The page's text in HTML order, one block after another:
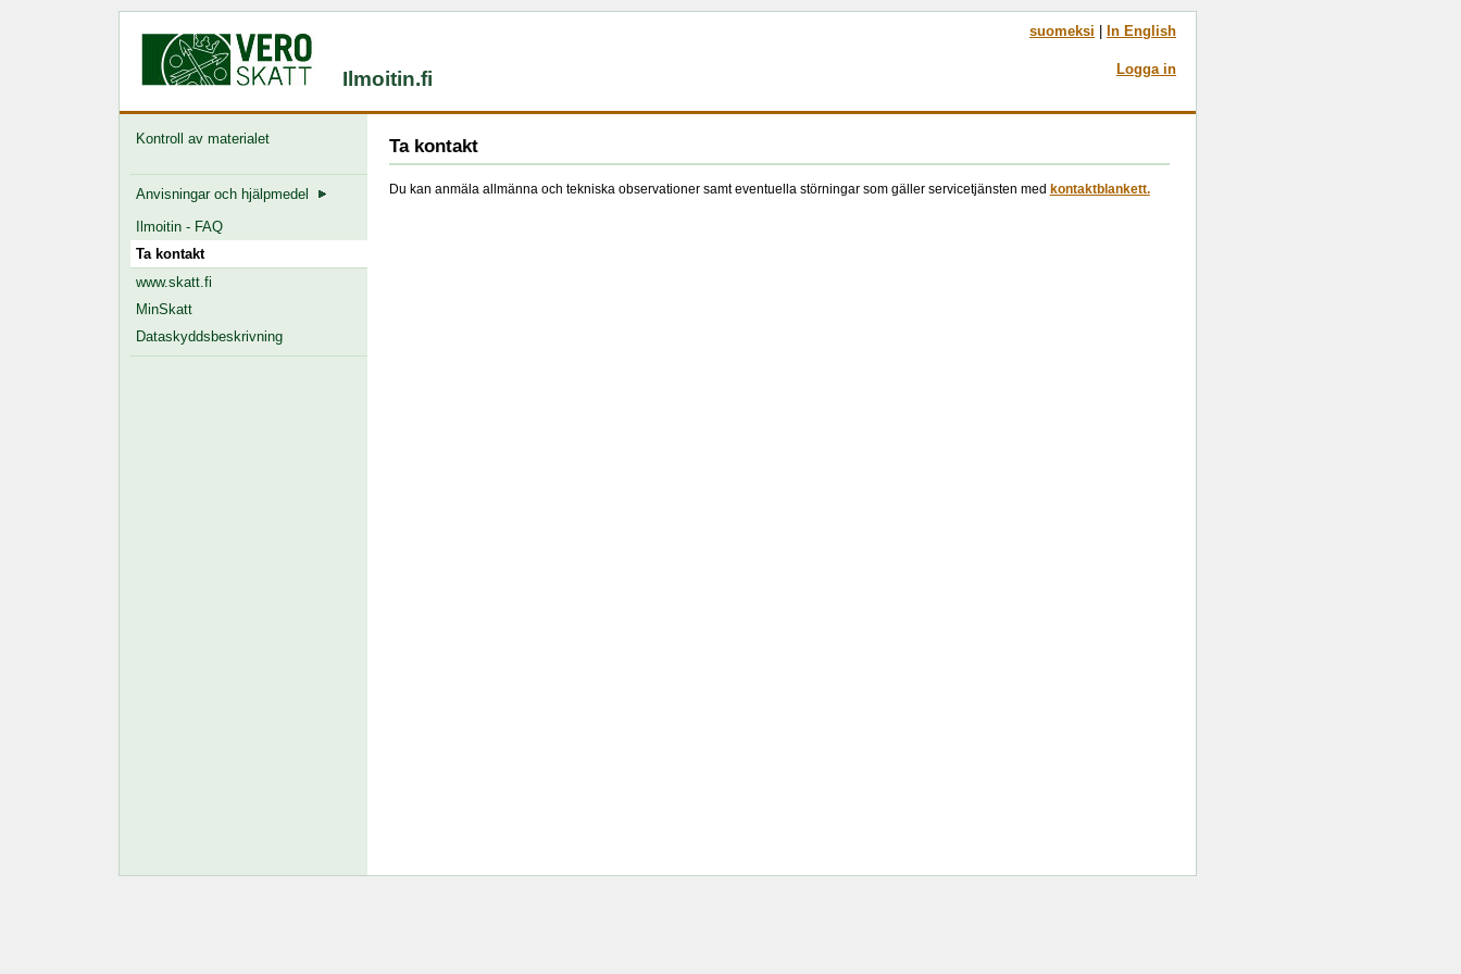
Ilmoitin.fi
suomeksi In English
Logga in
Kontroll av materialet
Anvisningar och hjälpmedel
Ilmoitin - FAQ
Ta kontakt
www.skatt.fi
MinSkatt
Dataskyddsbeskrivning
Ta kontakt
Du kan anmäla allmänna och tekniska observationer samt eventuella störningar som gäller servicetjänsten med kontaktblankett.